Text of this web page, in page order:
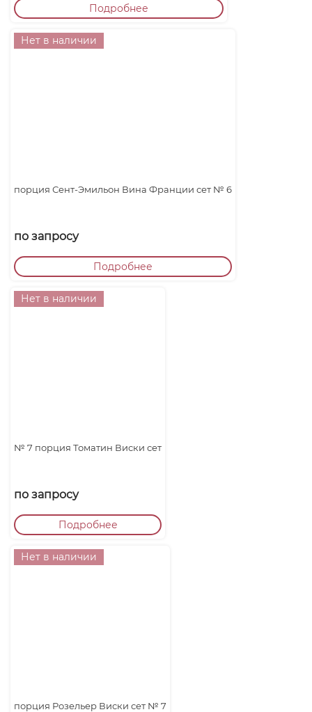
Подробнее
Нет в наличии
порция Сент-Эмильон Вина Франции сет № 6
по запросу
Подробнее
Нет в наличии
№ 7 порция Томатин Виски сет
по запросу
Подробнее
Нет в наличии
порция Розельер Виски сет № 7